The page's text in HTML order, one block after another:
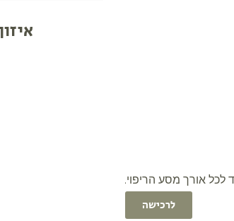
לכל אורך מסע הריפוי.
לרכישה